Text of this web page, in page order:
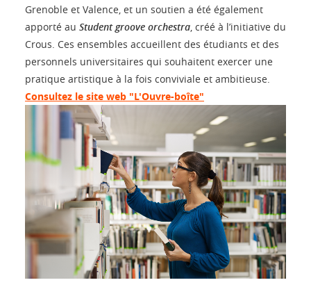
Grenoble et Valence, et un soutien a été également
apporté au Student groove orchestra, créé à l’initiative du
Crous. Ces ensembles accueillent des étudiants et des
personnels universitaires qui souhaitent exercer une
pratique artistique à la fois conviviale et ambitieuse.
Consultez le site web "L'Ouvre-boîte"